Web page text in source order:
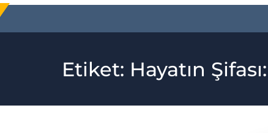
Etiket: Hayatın